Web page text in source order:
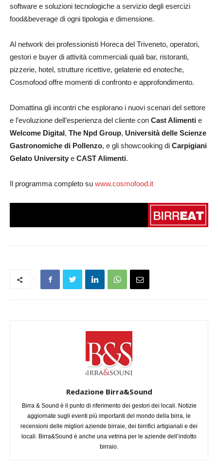
software e soluzioni tecnologiche a servizio degli esercizi
food&beverage di ogni tipologia e dimensione.
Al network dei professionisti Horeca del Triveneto, operatori,
gestori e buyer di attività commerciali quali bar, ristoranti,
pizzerie, hotel, strutture ricettive, gelaterie ed enoteche,
Cosmofood offre momenti di confronto e approfondimento.
Domattina gli incontri che esplorano i nuovi scenari del settore
e l’evoluzione dell’esperienza del cliente con Cast Alimenti e
Welcome Digital, The Npd Group, Università delle Scienze
Gastronomiche di Pollenzo, e gli showcooking di Carpigiani
Gelato University e CAST Alimenti.
​​​Il programma completo su www.cosmofood.it
Redazione Birra&Sound
Birra & Sound è il punto di riferimento dei gestori dei locali. Notizie
aggiornate sugli eventi più importanti del mondo della birra, le
recensioni delle migliori aziende birraie, dei birrifici artigianali e dei
locali. Birra&Sound è anche una vetrina per le aziende dell’indotto
birraio.